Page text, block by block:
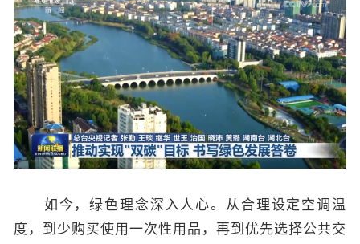
如今，绿色理念深入人心。从合理设定空调温
度，到少购买使用一次性用品，再到优先选择公共交